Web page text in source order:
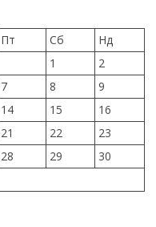
Пт Сб
Нд
1
2
7 8
9
14 15
16
21 22
23
28 29
30